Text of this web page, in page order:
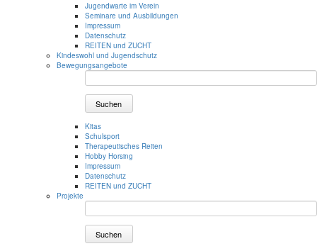
Jugendwarte im Verein
Seminare und Ausbildungen
Impressum
Datenschutz
REITEN und ZUCHT
Kindeswohl und Jugendschutz
Bewegungsangebote
Suchen
Kitas
Schulsport
Therapeutisches Reiten
Hobby Horsing
Impressum
Datenschutz
REITEN und ZUCHT
Projekte
Suchen